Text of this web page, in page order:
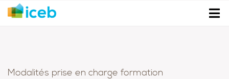
Modalités prise en charge formation